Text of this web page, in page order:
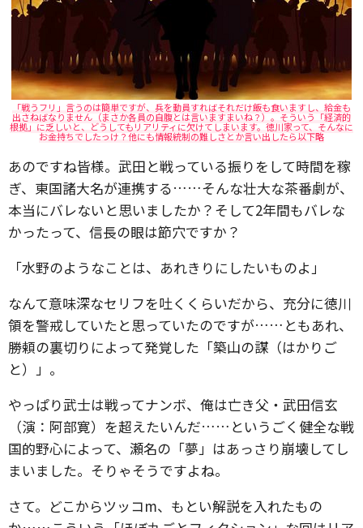
「戦うフリ」言うのは簡単ですが、兵を動員すればそれだけ飯も食いますし、給金も
出さねばなりません（まさか各員の自腹とは言いますまいね？）。そういう「経済的
根拠」に乏しいと、どうしてもリアリティに欠けてしまいます。徳川家って、そんなに
お金持ちでしたっけ？他にも情報統制の難しさとか言い出したら以下略
あのですね皆様。武田と戦っている振りをして時間を稼
ぎ、東国諸大名が連携する……そんな壮大な茶番劇が、
本当にバレないと思いましたか？そして2年間もバレな
かったって、信長の眼は節穴ですか？
「水野のようなことは、あれきりにしたいものよ」
なんて意味深なセリフを吐くくらいだから、充分に徳川
領を警戒していたと思っていたのですが……ともあれ、
勝頼の裏切りによって発覚した「築山の謀（はかりご
と）」。
やっぱり武士は戦ってナンボ、俺は亡き父・武田信玄
（演：阿部寛）を超えたいんだ……というごく健全な戦
国的野心によって、瀬名の「夢」はあっさり崩壊してし
まいました。そりゃそうですよね。
さて。どこからツッコm、もとい解説を入れたもの